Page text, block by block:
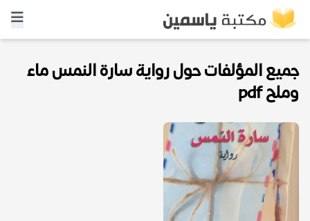
جميع المؤلفات حول رواية سارة النمس ماء
وملح pdf